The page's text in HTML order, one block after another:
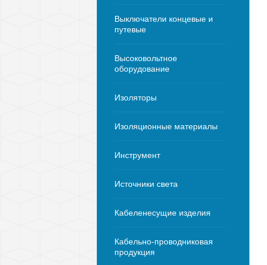
Выключатели концевые и
путевые
Высоковольтное
оборудование
Изоляторы
Изоляционные материалы
Инструмент
Источники света
Кабеленесущие изделия
Кабельно-проводниковая
продукция